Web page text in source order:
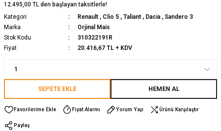
12.495,00 TL den başlayan taksitlerle!
Kategori
Renault , Clio 5 , Taliant , Dacia , Sandero 3
Marka
Orjinal Mais
Stok Kodu
310322191R
Fiyat
20.416,67 TL + KDV
SEPETE EKLE HEMEN AL
Fiyat Alarmı Yorum Yap Ürünü Karşılaştır
Paylaş